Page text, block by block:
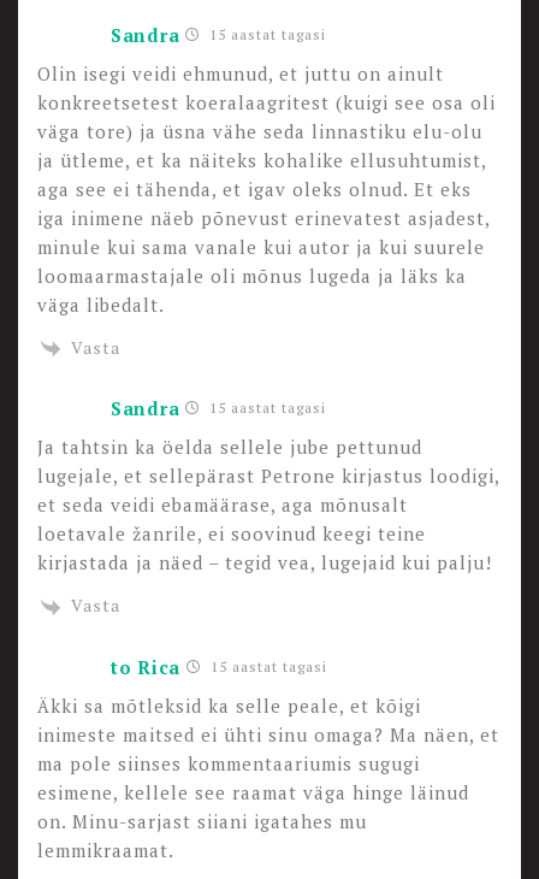
Sandra 15 aastat tagasi
Olin isegi veidi ehmunud, et juttu on ainult
konkreetsetest koeralaagritest (kuigi see osa oli
väga tore) ja üsna vähe seda linnastiku elu-olu
ja ütleme, et ka näiteks kohalike ellusuhtumist,
aga see ei tähenda, et igav oleks olnud. Et eks
iga inimene näeb põnevust erinevatest asjadest,
minule kui sama vanale kui autor ja kui suurele
loomaarmastajale oli mõnus lugeda ja läks ka
väga libedalt.
Vasta
Sandra 15 aastat tagasi
Ja tahtsin ka öelda sellele jube pettunud
lugejale, et sellepärast Petrone kirjastus loodigi,
et seda veidi ebamäärase, aga mõnusalt
loetavale žanrile, ei soovinud keegi teine
kirjastada ja näed – tegid vea, lugejaid kui palju!
Vasta
to Rica 15 aastat tagasi
Äkki sa mõtleksid ka selle peale, et kõigi
inimeste maitsed ei ühti sinu omaga? Ma näen, et
ma pole siinses kommentaariumis sugugi
esimene, kellele see raamat väga hinge läinud
on. Minu-sarjast siiani igatahes mu
lemmikraamat.